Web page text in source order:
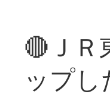
🔴ＪＲ
ップ